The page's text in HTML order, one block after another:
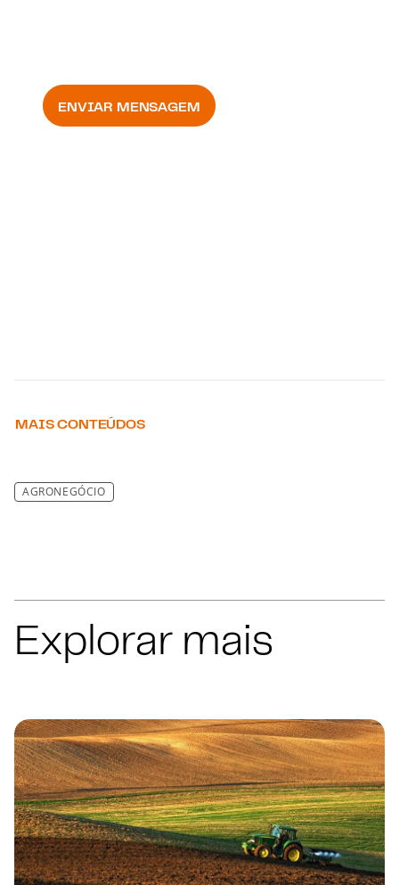
ENVIAR MENSAGEM
MAIS CONTEÚDOS
AGRONEGÓCIO
Explorar mais